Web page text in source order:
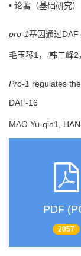
• 论著（基础研究）
pro-1基因通过
毛玉琴1， 韩三峰
Pro-1 regulates
DAF-16
MAO Yu-qin1,
PDF
2057